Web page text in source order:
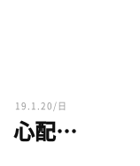
19.1.20/日
心配…